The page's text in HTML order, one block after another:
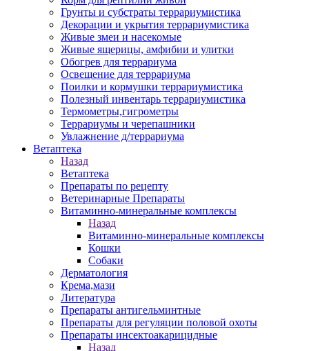
Грунты и субстраты террариумистика
Декорации и укрытия террариумистика
Живые змеи и насекомые
Живые ящерицы, амфибии и улитки
Обогрев для террариума
Освещение для террариума
Поилки и кормушки террариумистика
Полезный инвентарь террариумистика
Термометры,гигрометры
Террариумы и черепашники
Увлажнение д/террариума
Ветаптека
Назад
Ветаптека
Препараты по рецепту
Ветеринарные Препараты
Витаминно-минеральные комплексы
Назад
Витаминно-минеральные комплексы
Кошки
Собаки
Дерматология
Крема,мази
Литература
Препараты антигельминтные
Препараты для регуляции половой охоты
Препараты инсектоакарицидные
Назад